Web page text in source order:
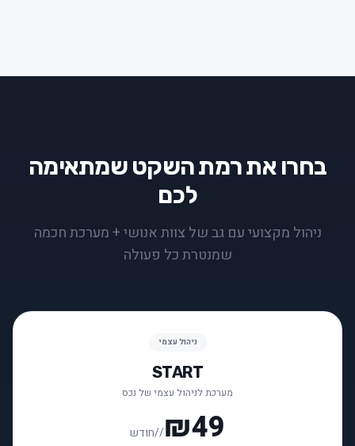
בחרו את רמת השקט שמתאימה
לכם
ניהול מקצועי עם גב של צוות אנושי + מערכת חכמה
שמנטרת כל פעולה
ניהול עצמי
START
מערכת לניהול עצמי של נכס
₪49
//חודש